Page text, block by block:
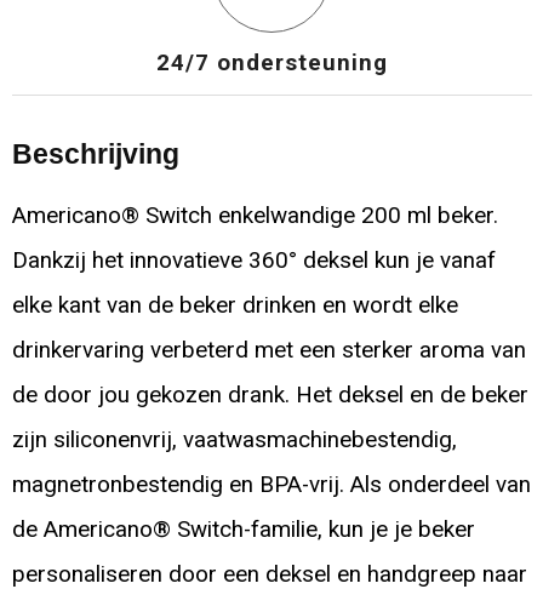
24/7 ondersteuning
Beschrijving
Americano® Switch enkelwandige 200 ml beker.
Dankzij het innovatieve 360° deksel kun je vanaf
elke kant van de beker drinken en wordt elke
drinkervaring verbeterd met een sterker aroma van
de door jou gekozen drank. Het deksel en de beker
zijn siliconenvrij, vaatwasmachinebestendig,
magnetronbestendig en BPA-vrij. Als onderdeel van
de Americano® Switch-familie, kun je je beker
personaliseren door een deksel en handgreep naar